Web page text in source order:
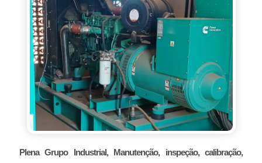
Plena Grupo Industrial, Manutenção, inspeção, calibração,